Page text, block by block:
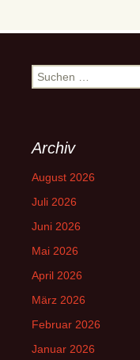
Suchen
nach:
Archiv
August 2026
Juli 2026
Juni 2026
Mai 2026
April 2026
März 2026
Februar 2026
Januar 2026